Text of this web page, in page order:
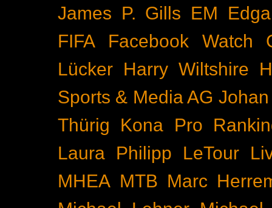
James P. Gills EM
FIFA
Facebook Watch
Lücker Harry Wiltshire
Sports & Media AG
Thürig
Kona Pro
Laura Philipp
LeTour
MHEA MTB Marc